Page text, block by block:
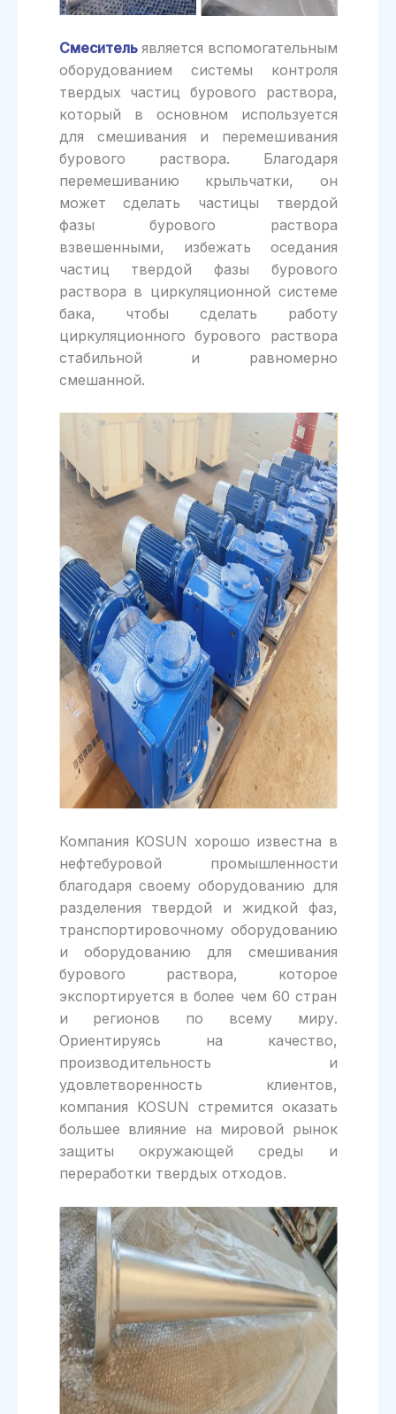
Смеситель является вспомогательным
оборудованием системы контроля
твердых частиц бурового раствора,
который в основном используется
для смешивания и перемешивания
бурового раствора. Благодаря
перемешиванию крыльчатки, он
может сделать частицы твердой
фазы бурового раствора
взвешенными, избежать оседания
частиц твердой фазы бурового
раствора в циркуляционной системе
бака, чтобы сделать работу
циркуляционного бурового раствора
стабильной и равномерно
смешанной.
Компания KOSUN хорошо известна в
нефтебуровой промышленности
благодаря своему оборудованию для
разделения твердой и жидкой фаз,
транспортировочному оборудованию
и оборудованию для смешивания
бурового раствора, которое
экспортируется в более чем 60 стран
и регионов по всему миру.
Ориентируясь на качество,
производительность и
удовлетворенность клиентов,
компания KOSUN стремится оказать
большее влияние на мировой рынок
защиты окружающей среды и
переработки твердых отходов.